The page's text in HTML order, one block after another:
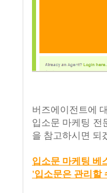
버즈에이전트에
입소문 마케팅 전
을 참고하시면 되
입소문 마케팅 베
'입소문은 관리할